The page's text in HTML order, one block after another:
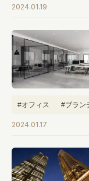
2024.01.19
#オフィス #ブラン
2024.01.17